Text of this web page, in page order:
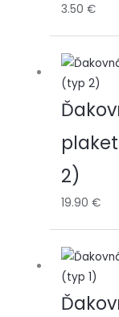
3.50 €
2)
19.90 €